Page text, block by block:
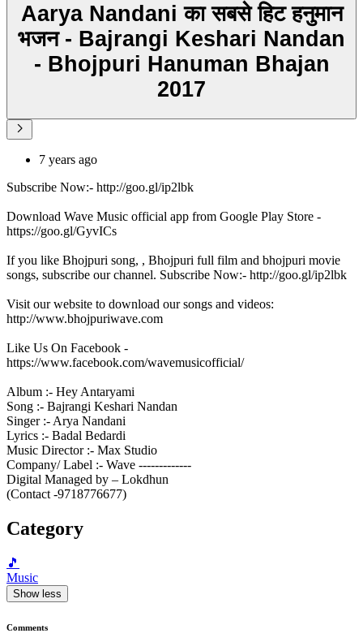
Aarya Nandani का सबसे हिट हनुमान
भजन - Bajrangi Keshari Nandan
- Bhojpuri Hanuman Bhajan
2017
7 years ago
Subscribe Now:- http://goo.gl/ip2lbk
Download Wave Music official app from Google Play Store -
https://goo.gl/GyvICs
If you like Bhojpuri song, , Bhojpuri full film and bhojpuri movie
songs, subscribe our channel. Subscribe Now:- http://goo.gl/ip2lbk
Visit our website to download our songs and videos:
http://www.bhojpuriwave.com
Like Us On Facebook -
https://www.facebook.com/wavemusicofficial/
Album :- Hey Antaryami
Song :- Bajrangi Keshari Nandan
Singer :- Arya Nandani
Lyrics :- Badal Bedardi
Music Director :- Max Studio
Company/ Label :- Wave -------------
Digital Managed by – Lokdhun
(Contact -9718776677)
Category
🎵
Music
Show less
Comments